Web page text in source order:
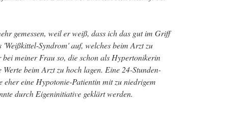
gemessen, weil er weiß, dass ich das gut im Griff
Syndrom' auf, welches beim Arzt zu
meiner Frau so, die schon als Hypertonikerin
beim Arzt zu hoch lagen. Eine 24-Stunden-
eher eine Hypotonie-Patientin mit zu niedrigem
durch Eigeninitiative geklärt werden.